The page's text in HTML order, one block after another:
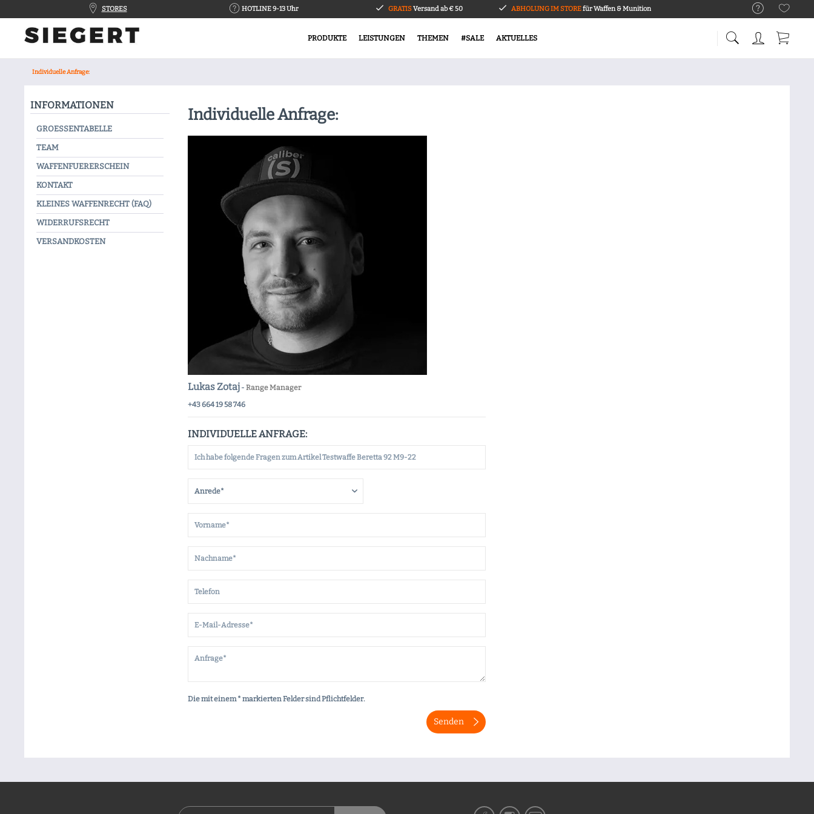
STORES HOTLINE 9-13 Uhr GRATISVersand ab € 50 ABHOLUNG IM STOREfür Waffen & Munition
PRODUKTE LEISTUNGEN THEMEN #SALE AKTUELLES
Individuelle Anfrage:
INFORMATIONEN
GROESSENTABELLE
TEAM
WAFFENFUERERSCHEIN
KONTAKT
KLEINES WAFFENRECHT (FAQ)
WIDERRUFSRECHT
VERSANDKOSTEN
Individuelle Anfrage:
Lukas Zotaj - Range Manager
+43 664 19 58 746
INDIVIDUELLE ANFRAGE:
Die mit einem * markierten Felder sind Pflichtfelder.
Senden